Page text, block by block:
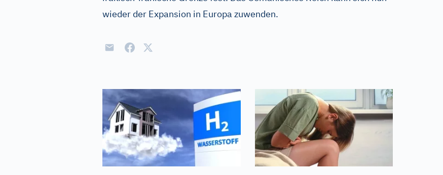
wieder der Expansion in Europa zuwenden.